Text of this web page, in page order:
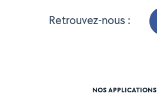
Retrouvez-nous :
NOS APPLICATIONS